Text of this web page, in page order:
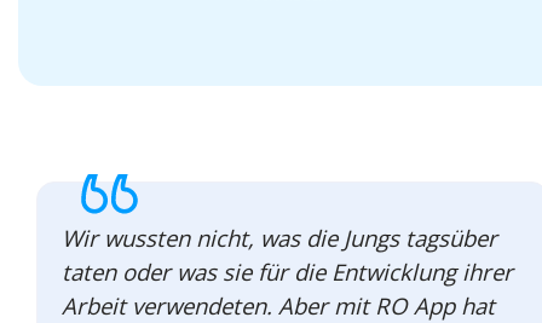
Wir wussten nicht, was die Jungs tagsüber
taten oder was sie für die Entwicklung ihrer
Arbeit verwendeten. Aber mit RO App hat